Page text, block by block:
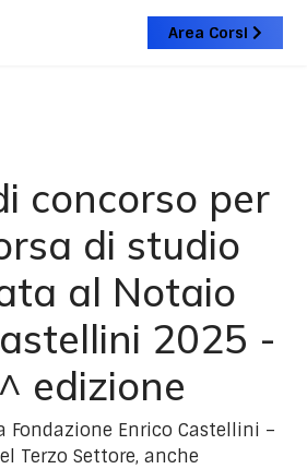
Area Corsi
concorso per
di studio
al Notaio
2025 -
edizione
Fondazione Enrico Castellini –
Terzo Settore, anche